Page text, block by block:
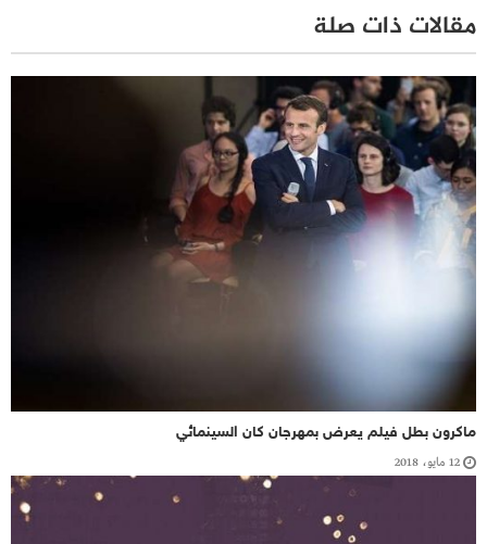
مقالات ذات صلة
ماكرون بطل فيلم يعرض بمهرجان كان السينمائي
12 مايو، 2018